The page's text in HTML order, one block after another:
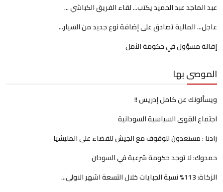
عبد الماجد عبد الحميد يكتب... لقاء الفريق الكباشي ...
عاجل... المالية تصادق على إضافة نوع جديد من السيار...
إقالة مسؤول في حكومة الأمل
الموصى بها
ويسألونك عن كامل إدريس !!
اجتماع القوى السياسية السودانية
زادنا : مستعدون للوقوف مع الجيش للقضاء على المليشيا
حمدوك: لا توجد حكومة شرعية في السودان
الزكاة: 113% نسبة الجبايات خلال التسعة اشهر الاولى...